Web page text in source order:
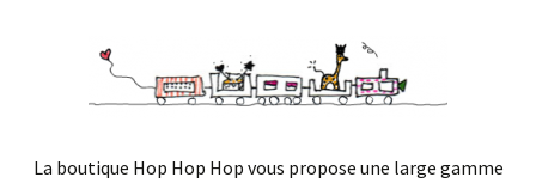
La boutique Hop Hop Hop vous propose une large gamme